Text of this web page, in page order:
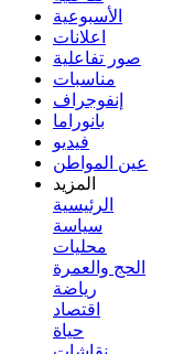
الأسبوعية
اعلانات
صور تفاعلية
مناسبات
إنفوجراف
بانوراما
فيديو
عين المواطن
المزيد
الرئيسية
سياسة
محليات
الحج والعمرة
رياضة
اقتصاد
حياة